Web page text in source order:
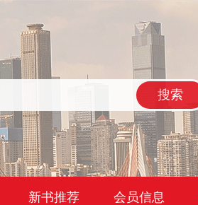
搜索
新书推荐 会员信息